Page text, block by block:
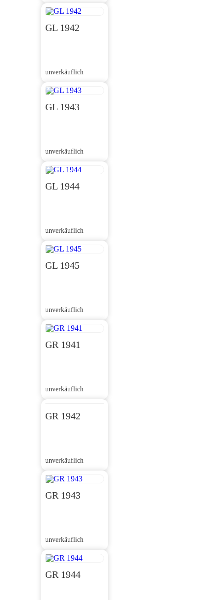
GL 1942
unverkäuflich
GL 1943
unverkäuflich
GL 1944
unverkäuflich
GL 1945
unverkäuflich
GR 1941
unverkäuflich
GR 1942
unverkäuflich
GR 1943
unverkäuflich
GR 1944